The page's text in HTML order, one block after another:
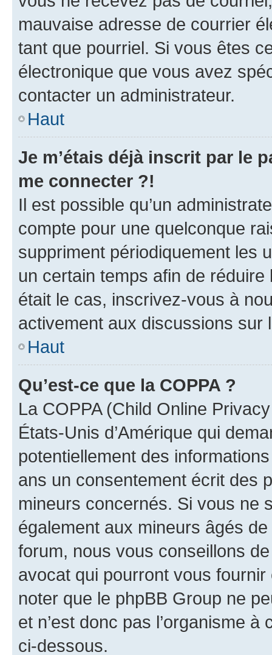
mauvaise adresse de courrier
tant que pourriel. Si vous êtes
électronique que vous avez
contacter un administrateur.
Haut
Je m’étais déjà inscrit par le
me connecter ?!
Il est possible qu’un
compte pour une quelconque
suppriment périodiquement les
un certain temps afin de
était le cas, inscrivez-vous à
activement aux discussions sur
Haut
Qu’est-ce que la COPPA ?
La COPPA (Child Online
États-Unis d’Amérique qui
potentiellement des
ans un consentement écrit des
mineurs concernés. Si vous ne
également aux mineurs âgés
forum, nous vous conseillons
avocat qui pourront vous
noter que le phpBB Group ne
et n’est donc pas l’organisme
ci-dessous.